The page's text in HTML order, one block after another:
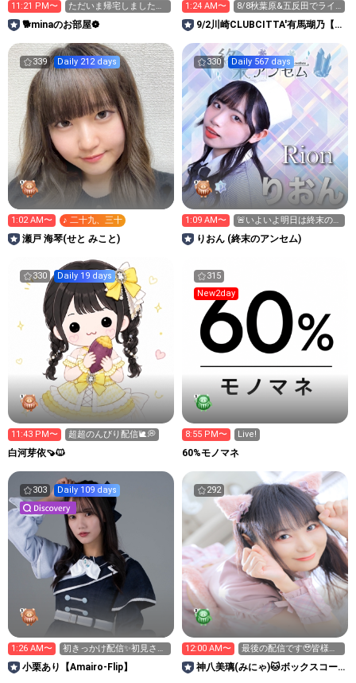
11:21 PM〜
ただいま帰宅しました
m(*_ _)m
🐕minaのお部屋❁︎
1:24 AM〜
8/8秋葉原&五反田でライ
ブ！ガチイベ中‼️
9/2川崎CLUBCITTA'有馬瑚乃【い
339 Daily 212 days
1:02 AM〜 ♪ 二十九、三十
瀬戸 海琴(せと みこと)
330 Daily 567 days
1:09 AM〜
🚨いよいよ明日は終末のア
ンセム周年ライブ🚨
りおん (終末のアンセム)
330 Daily 19 days
11:43 PM〜 超超のんびり配信🐌💭
白河芽依🍠🐱
315
New2day
8:55 PM〜 Live!
60%モノマネ
303 Daily 109 days
1:26 AM〜
初きっかけ配信✨️初見さん
来てね💕︎
小栗あり【Amairo-Flip】
292
12:00 AM〜
最後の配信です🥹皆様今
まで本当にありがとう☺️
神八美璃(みにゃ)🐱ボックスコー